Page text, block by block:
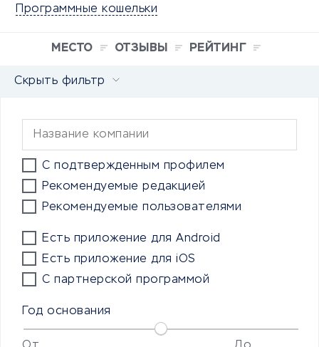
Программные кошельки
МЕСТО ОТЗЫВЫ РЕЙТИНГ
Скрыть фильтр
С подтвержденным профилем
Рекомендуемые редакцией
Рекомендуемые пользователями
Есть приложение для Android
Есть приложение для iOS
С партнерской программой
Год основания